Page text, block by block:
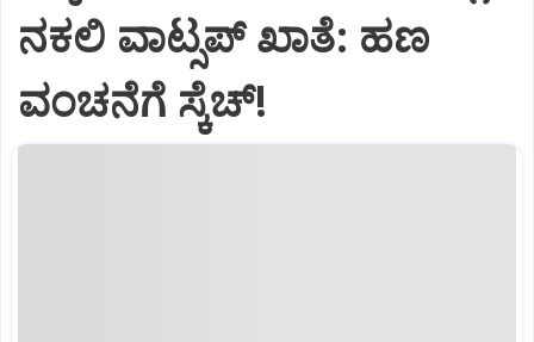
ನಕಲಿ ವಾಟ್ಸಪ್ ಖಾತೆ: ಹಣ
ವಂಚನೆಗೆ ಸ್ಕೆಚ್!